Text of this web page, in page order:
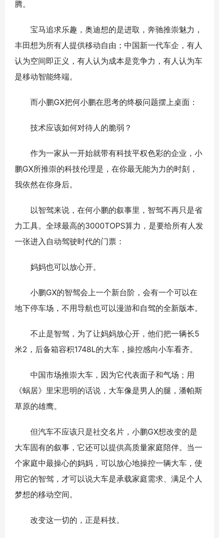
腾。
宝马追求乐趣，奥迪想的是进取，奔驰推崇魅力，
丰田想为所有人提供移动自由；中国新一代车企，有人
认为空间即正义，有人认为成本是竞争力，有人认为车
是移动智能终端。
而小鹏GX把何小鹏在思考的终极问题摆上桌面：
技术应该如何对待人的脆弱？
作为一家从一开始就带有科技平权色彩的企业，小
鹏GX所推崇的科技伦理是，在你最无能为力的时刻，
我依然在你身后。
以智驾来说，在何小鹏的叙事里，智驾不再只是省
力工具。全球最高的3000TOPS算力，是要给所有人发
一张进入自动驾驶时代的门票：
妈妈也可以放心开。
⼩鹏GX的智驾会上一个新台阶，会有一个可以在
地下停⻋场，不⽤导航也可以漫游和自驾的全新版本。
不止是智驾，为了让妈妈放心开，他们把一辆长5
米2，后备箱容积1748L的大车，操控感向小车看齐。
中国市场推崇大车，因为它代表面子和气场；用
《蜗居》里宋思明的话说，大车像是男人的腿，潘帕斯
草原的雄鹰。
但汽车不应该只是社交名片，小鹏GX想改变的是
大车固有的叙事，它还可以提供高质量家庭陪伴。当一
个家庭中最操心的妈妈，可以放心地操控一辆大车，使
用它的智驾，才可以说大车是承载家庭需求、满足个人
梦想的移动空间。
改变这一切的，正是科技。